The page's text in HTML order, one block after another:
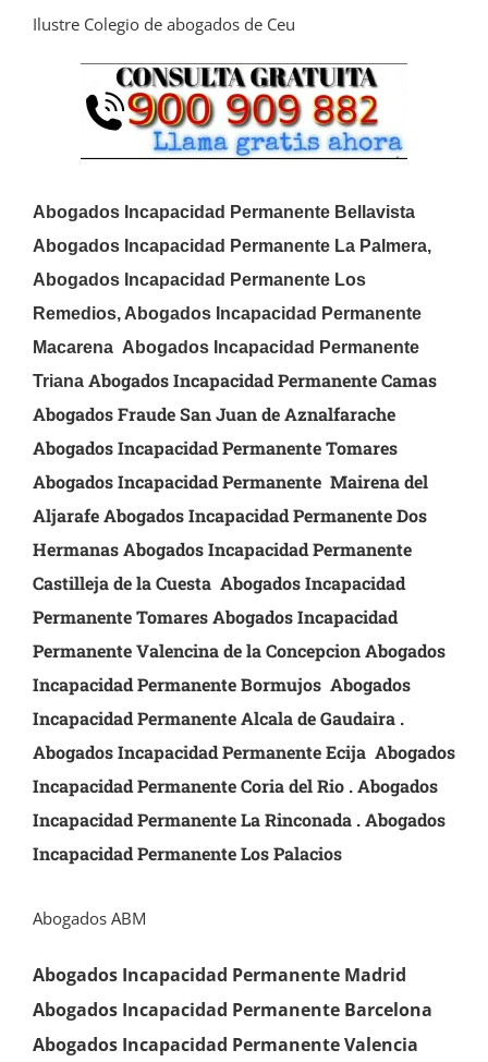
Ilustre Colegio de abogados de Ceu
Abogados Incapacidad Permanente Bellavista
Abogados Incapacidad Permanente La Palmera,
Abogados Incapacidad Permanente Los
Remedios, Abogados Incapacidad Permanente
Macarena Abogados Incapacidad Permanente
Triana Abogados Incapacidad Permanente Camas
Abogados Fraude San Juan de Aznalfarache
Abogados Incapacidad Permanente Tomares
Abogados Incapacidad Permanente Mairena del
Aljarafe Abogados Incapacidad Permanente Dos
HermanasAbogados Incapacidad Permanente
Castilleja de la Cuesta Abogados Incapacidad
Permanente Tomares Abogados Incapacidad
Permanente Valencina de la Concepcion Abogados
Incapacidad PermanenteBormujos Abogados
Incapacidad PermanenteAlcala de Gaudaira .
Abogados Incapacidad PermanenteEcija Abogados
Incapacidad Permanente Coria del Rio . Abogados
Incapacidad PermanenteLa Rinconada . Abogados
Incapacidad PermanenteLos Palacios
Abogados ABM
Abogados Incapacidad Permanente Madrid
Abogados Incapacidad Permanente Barcelona
Abogados Incapacidad Permanente Valencia